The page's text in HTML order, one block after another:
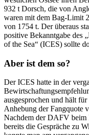
932 t Dorsch, die von
waren mit dem Bag-Limit
von 1754 t. Der überaus
positive Bekanntgabe des
of the Sea“ (ICES) sollte
Aber ist dem so?
Der ICES hatte in der
ausgesprochen und hält
Anhebung der Fangquote
Nachdem der DAFV beim
bereits die Gespräche zu